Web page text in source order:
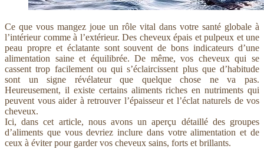
Ce que vous mangez joue un rôle vital dans votre santé globale à
l’intérieur comme à l’extérieur. Des cheveux épais et pulpeux et une
peau propre et éclatante sont souvent de bons indicateurs d’une
alimentation saine et équilibrée. De même, vos cheveux qui se
cassent trop facilement ou qui s’éclaircissent plus que d’habitude
sont un signe révélateur que quelque chose ne va pas.
Heureusement, il existe certains aliments riches en nutriments qui
peuvent vous aider à retrouver l’épaisseur et l’éclat naturels de vos
cheveux.
Ici, dans cet article, nous avons un aperçu détaillé des groupes
d’aliments que vous devriez inclure dans votre alimentation et de
ceux à éviter pour garder vos cheveux sains, forts et brillants.